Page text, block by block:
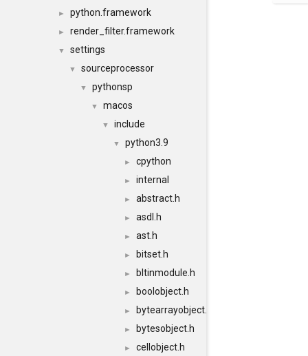
► python.framework
► render_filter.framework
▼ settings
▼ sourceprocessor
▼ pythonsp
▼ macos
▼ include
▼ python3.9
► cpython
► internal
► abstract.h
► asdl.h
► ast.h
► bitset.h
► bltinmodule.h
► boolobject.h
► bytearrayobject.h
► bytesobject.h
► cellobject.h